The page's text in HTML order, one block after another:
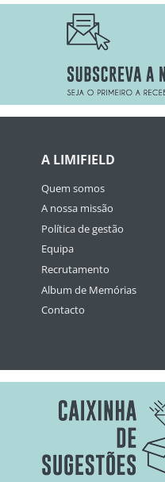
A LIMIFIELD
Quem somos
A nossa missão
Política de gestão
Equipa
Recrutamento
Album de Memórias
Contacto